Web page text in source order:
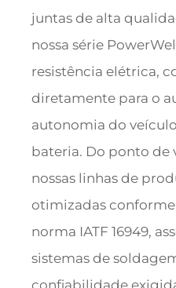
juntas de alta
nossa série
resistência elétrica,
diretamente para o
autonomia do
bateria. Do ponto de
nossas linhas de
otimizadas
norma IATF 16949,
sistemas de
confiabilidade